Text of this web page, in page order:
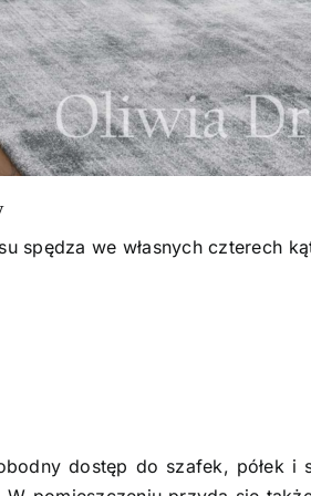
spędza we własnych czterech
dostęp do szafek, półek